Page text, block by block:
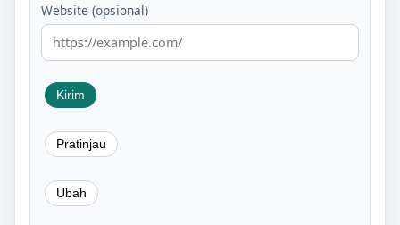
Website (opsional)